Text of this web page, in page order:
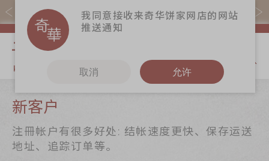
易赏钱会员凭推广码购买现货产品可赚易赏钱($5=1分)
关于奇华
奇华传奇
最新推广
奇华饼食
贺年食品
更多
奇华工作坊
新客户
注冊帐户有很多好处: 结帐速度更快、保存运送
地址、追踪订单等。
我同意接收来奇华饼家网店的网站
推送通知
取消 允许